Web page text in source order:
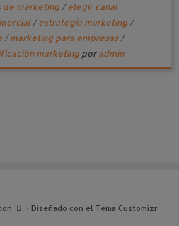
de marketing /elegir canal
/estrategia marketing /
/marketing para empresas /
marketing por admin
· Diseñado con el Tema Customizr ·